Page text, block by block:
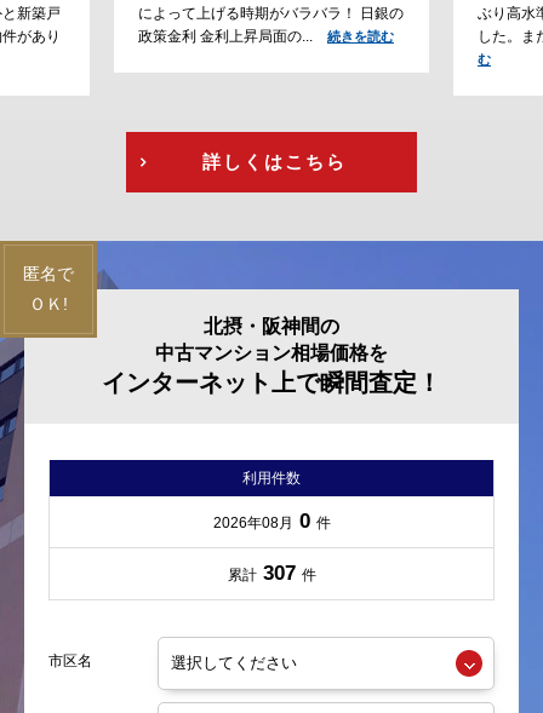
日銀の
を読む
ぶり高水準の政策金利（１％）となりま
した。また、2026年6月、フ... 続きを読
勤続年数
る傾向が
行...
詳しくはこちら
北摂・阪神間の
中古マンション相場価格を
インターネット上で瞬間査定！
利用件数
2026年08月 0 件
累計 307 件
市区名